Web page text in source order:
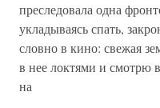
преследовала одна
укладываясь спать,
словно в кино: свежая
в нее локтями и смотрю
на